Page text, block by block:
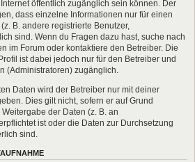
öffentlich zugänglich sein können. Der
dass einzelne Informationen nur für einen
B. andere registrierte Benutzer,
sind. Wenn du Fragen dazu hast, suche nach
im Forum oder kontaktiere den Betreiber. Die
ist dabei jedoch nur für den Betreiber und
(Administratoren) zugänglich.
Daten wird der Betreiber nur mit deiner
Dies gilt nicht, sofern er auf Grund
der Daten (z. B. an
ist oder die Daten zur Durchsetzung
sind.